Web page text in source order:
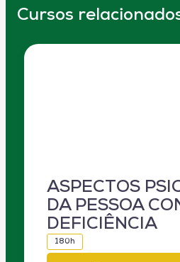
Cursos
ASPECTOS
DA PESSOA
DEFICIÊNCIA
180h